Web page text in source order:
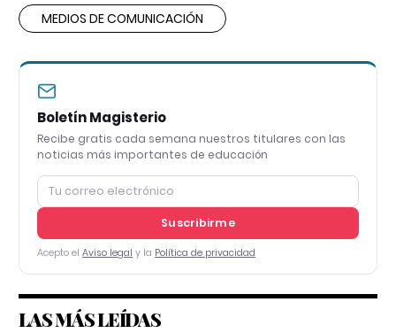
MEDIOS DE COMUNICACIÓN
Boletín Magisterio
Recibe gratis cada semana nuestros titulares con las
noticias más importantes de educación
Suscribirme
Acepto el Aviso legal y la Política de privacidad
LAS MÁS LEÍDAS